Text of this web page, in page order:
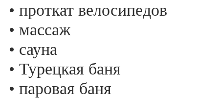
• проткат велосипедов
• массаж
• сауна
• Турецкая баня
• паровая баня